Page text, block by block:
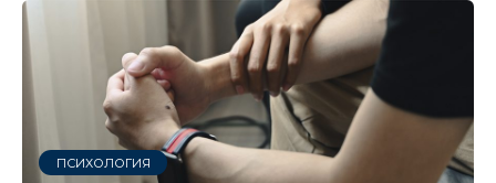
ПСИХОЛОГИЯ